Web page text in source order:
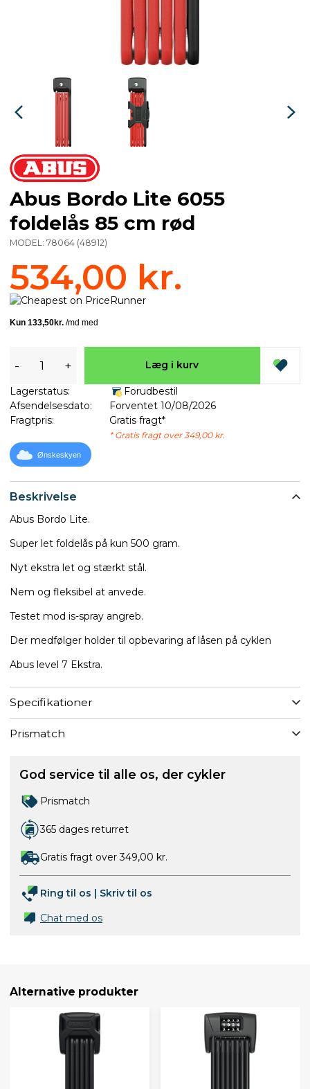
Beskrivelse
Abus Bordo Lite.
Super let foldelås på kun 500 gram.
Nyt ekstra let og stærkt stål.
Nem og fleksibel at anvede.
Testet mod is-spray angreb.
Der medfølger holder til opbevaring af låsen på cyklen
Abus level 7 Ekstra.
Specifikationer
Prismatch
Abus Bordo Lite 6055
foldelås 85 cm rød
MODEL: 78064 (48912)
534,00 kr.
- + Læg i kurv
Lagerstatus:
Forudbestil
Afsendelsesdato:
Forventet 10/08/2026
Fragtpris:
Gratis fragt*
* Gratis fragt over 349,00 kr.
Ønskeskyen
God service til alle os, der cykler
Prismatch
365 dages returret
Gratis fragt over 349,00 kr.
Ring til os | Skriv til os
Chat med os
Alternative produkter